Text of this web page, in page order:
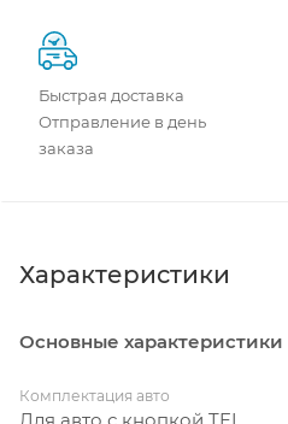
Быстрая доставка
Отправление в день
заказа
Характеристики
Основные характеристики
Комплектация авто